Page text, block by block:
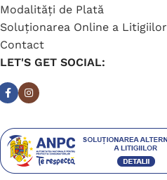
Modalități de Plată
Soluționarea Online a Litigiilor
Contact
LET'S GET SOCIAL: